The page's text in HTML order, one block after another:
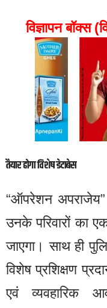
विज्ञापन बॉक्स
तैयार होगा विशेष डेटाबेस
“ऑपरेशन
उनके परिवारों का
जाएगा। साथ ही
विशेष प्रशिक्षण
एवं व्यवहारिक